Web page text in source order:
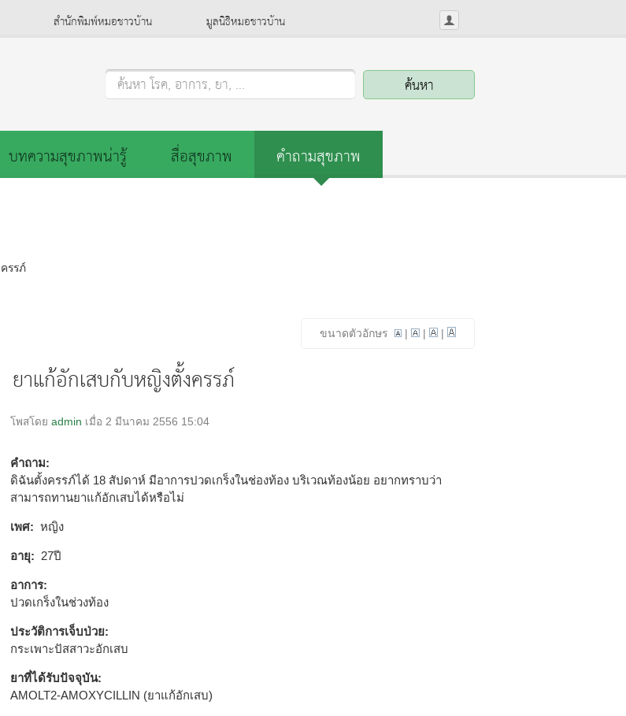
สำนักพิมพ์หมอชาวบ้าน มูลนิธิหมอชาวบ้าน
ค้นหา โรค, อาการ, ยา, ...
บทความสุขภาพน่ารู้ สื่อสุขภาพ
คำถามสุขภาพ
» ยาแก้อักเสบกับหญิงตั้งครรภ์‏‏
ขนาดตัวอักษร | | |
โพสโดย admin เมื่อ 2 มีนาคม 2556 15:04
คำถาม:
ดิฉันตั้งครรภ์ได้ 18 สัปดาห์ มีอาการปวดเกร็งในช่องท้อง บริเวณท้องน้อย อยากทราบว่า
สามารถทานยาแก้อักเสบได้หรือไม่
เพศ: หญิง
อายุ: 27ปี
อาการ:
ปวดเกร็งในช่วงท้อง
ประวัติการเจ็บป่วย:
กระเพาะปัสสาวะอักเสบ
ยาที่ได้รับปัจจุบัน:
AMOLT2-AMOXYCILLIN (ยาแก้อักเสบ)